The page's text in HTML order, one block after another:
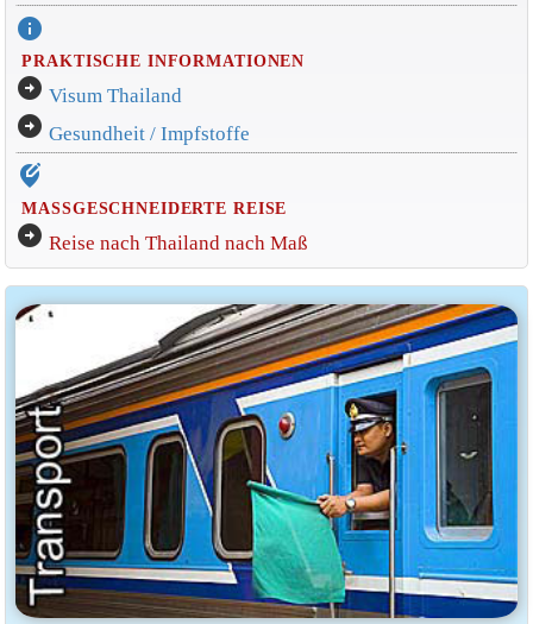
info
PRAKTISCHE INFORMATIONEN
arrow_circle_right Visum Thailand
arrow_circle_right Gesundheit / Impfstoffe
edit_location_alt
MASSGESCHNEIDERTE REISE
arrow_circle_right Reise nach Thailand nach Maß